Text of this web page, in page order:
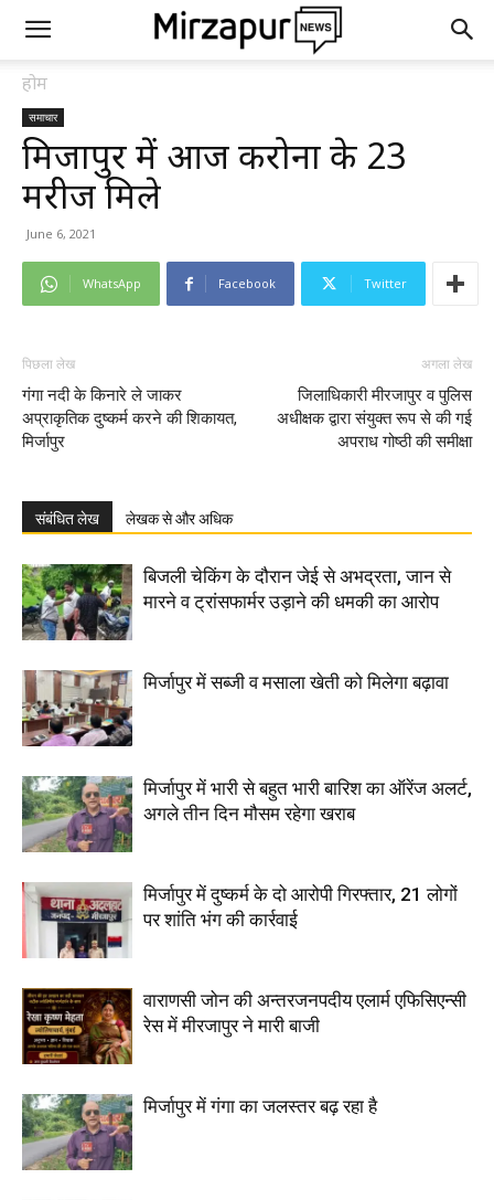
होम
समाचार
मिर्जापुर में आज करोना के 23
मरीज मिले
June 6, 2021
WhatsApp Facebook Twitter
पिछला लेख
गंगा नदी के किनारे ले जाकर
अप्राकृतिक दुष्कर्म करने की शिकायत,
मिर्जापुर
अगला लेख
जिलाधिकारी मीरजापुर व पुलिस
अधीक्षक द्वारा संयुक्त रूप से की गई
अपराध गोष्ठी की समीक्षा
संबंधित लेख लेखक से और अधिक
बिजली चेकिंग के दौरान जेई से अभद्रता, जान से
मारने व ट्रांसफार्मर उड़ाने की धमकी का आरोप
मिर्जापुर में सब्जी व मसाला खेती को मिलेगा बढ़ावा
मिर्जापुर में भारी से बहुत भारी बारिश का ऑरेंज अलर्ट,
अगले तीन दिन मौसम रहेगा खराब
मिर्जापुर में दुष्कर्म के दो आरोपी गिरफ्तार, 21 लोगों
पर शांति भंग की कार्रवाई
वाराणसी जोन की अन्तरजनपदीय एलार्म एफिसिएन्सी
रेस में मीरजापुर ने मारी बाजी
मिर्जापुर में गंगा का जलस्तर बढ़ रहा है